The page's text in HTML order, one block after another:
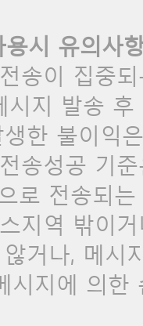
시 유의사
송이 집중
시지 발송
한 불이익
송성공 기
로 전송되
지역 밖이
거나, 메시
시지에 의한